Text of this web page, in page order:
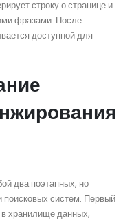
строку о странице и
фразами. После
доступной для
два поэтапных, но
поисковых систем. Первый
в хранилище данных,